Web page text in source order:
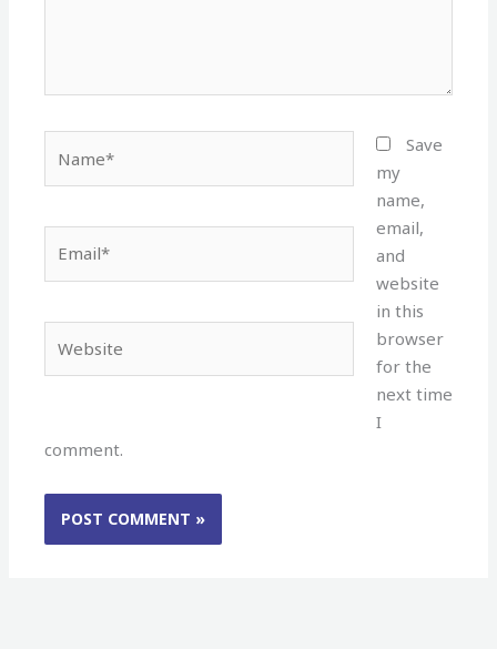
Save
my
name,
email,
and
website
in this
browser
for the
next time
I
comment.